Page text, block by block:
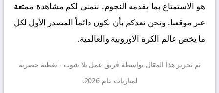
هو الاستمتاع بما يقدمه النجوم. نتمنى لكم مشاهدة ممتعة
عبر موقعنا. ونحن نعدكم بأن نكون دائماً المصدر الأول لكل
ما يخص عالم الكرة الاوروبية والعالمية.
تم تحرير هذا المقال بواسطة فريق عمل يلا شوت - تغطية حصرية
لمباريات عام 2026.